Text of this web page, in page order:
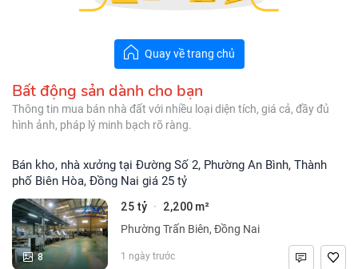
Quay về trang chủ
Bất động sản dành cho bạn
Thông tin mua bán nhà đất với nhiều loại diện tích, giá cả, đầy đủ
hình ảnh, pháp lý minh bạch rõ ràng.
Bán kho, nhà xưởng tại Đường Số 2, Phường An Bình, Thành
phố Biên Hòa, Đồng Nai giá 25 tỷ
8
25 tỷ · 2,200 m²
Phường Trấn Biên, Đồng Nai
1 ngày trước